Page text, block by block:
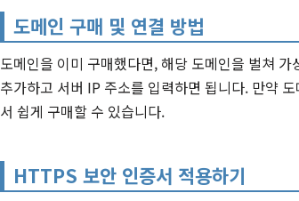
도메인 구매 및 연결 방법
도메인을 이미 구매했다면, 해당 도메인을 벌쳐
추가하고 서버 IP 주소를 입력하면 됩니다. 만약
서 쉽게 구매할 수 있습니다.
HTTPS 보안 인증서 적용하기